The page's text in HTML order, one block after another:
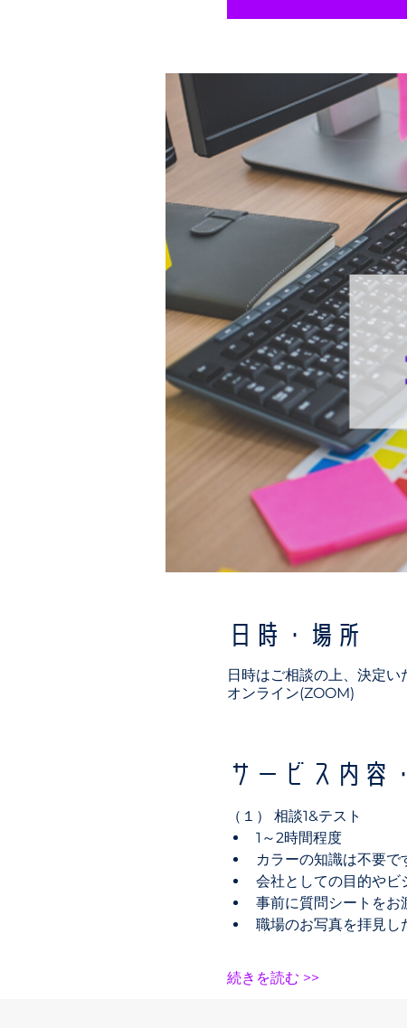
日時・場所
日時はご相談の上、決定い
オンライン(ZOOM)
サービス内容
（１） 相談1&テスト
1～2時間程度
カラーの知識は不要で
会社としての目的やビ
事前に質問シートをお
職場のお写真を拝見し
続きを読む >>